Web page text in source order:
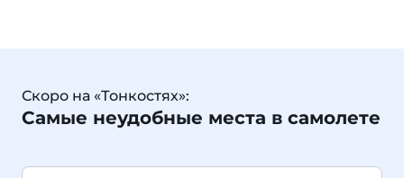
Скоро на «Тонкостях»:
Самые неудобные места в самолете